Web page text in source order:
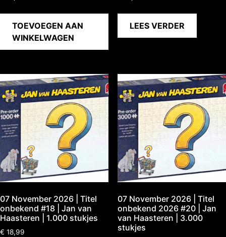
TOEVOEGEN AAN
WINKELWAGEN
LEES VERDER
07 November 2026 | Titel
onbekend #18 | Jan van
Haasteren | 1.000 stukjes
€ 18,99
07 November 2026 | Titel
onbekend 2026 #20 | Jan
van Haasteren | 3.000
stukjes